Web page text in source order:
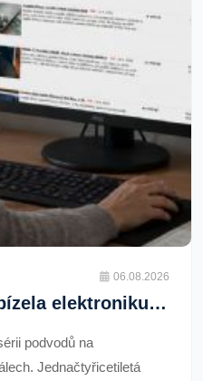
06.08.2026
Žena z Plzeňska nabízela elektroniku, kterou neposílala. Podvedla nejméně 25 lidí
podvodů na
Jednačtyřicetiletá